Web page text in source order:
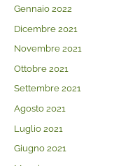
Gennaio 2022
Dicembre 2021
Novembre 2021
Ottobre 2021
Settembre 2021
Agosto 2021
Luglio 2021
Giugno 2021